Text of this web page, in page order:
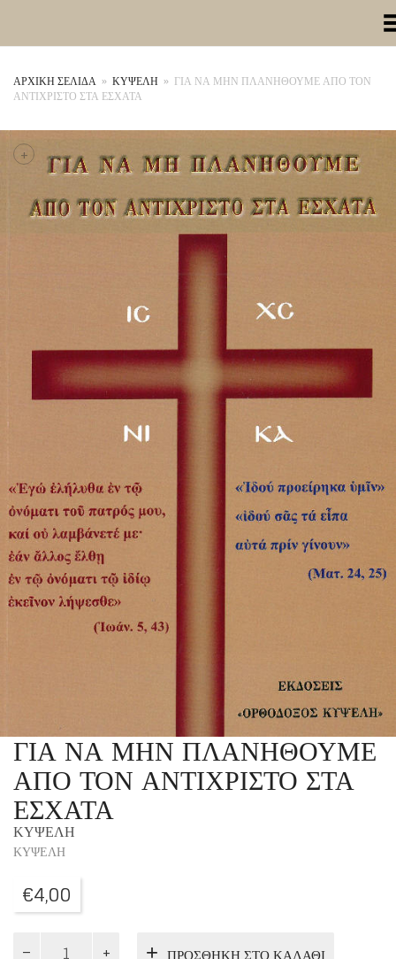
Toggle
ΑΡΧΙΚΉ ΣΕΛΊΔΑ » ΚΥΨΕΛΗ » ΓΙΑ ΝΑ ΜΗΝ ΠΛΑΝΗΘΟΥΜΕ ΑΠΟ ΤΟΝ
ΑΝΤΙΧΡΙΣΤΟ ΣΤΑ ΕΣΧΑΤΑ
+
ΓΙΑ ΝΑ ΜΗΝ ΠΛΑΝΗΘΟΥΜΕ
ΑΠΟ ΤΟΝ ΑΝΤΙΧΡΙΣΤΟ ΣΤΑ
ΕΣΧΑΤΑ
ΚΥΨΕΛΗ
ΚΥΨΕΛΗ
€4,00